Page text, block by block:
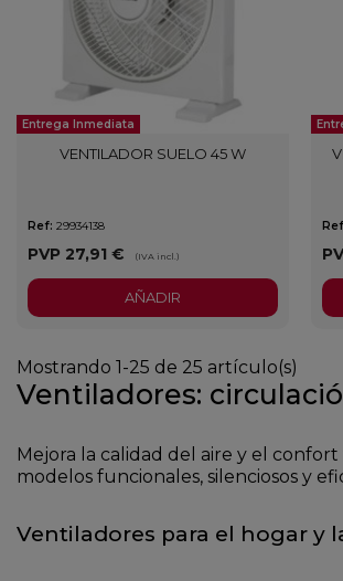
Entrega Inmediata
VENTILADOR SUELO 45 W
Ref: 29934138
PVP 27,91 € (IVA incl.)
AÑADIR
Mostrando 1-25 de 25 artículo(s)
Ventiladores:
Mejora la calidad del aire y el
modelos funcionales, silenciosos y
Ventiladores para el hogar y